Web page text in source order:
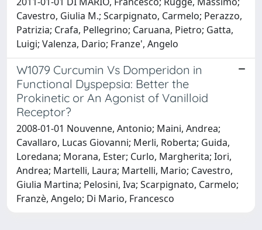
Cavestro, Giulia M.; Scarpignato, Carmelo; Perazzo,
Patrizia; Crafa, Pellegrino; Caruana, Pietro; Gatta,
Luigi; Valenza, Dario; Franze', Angelo
W1079 Curcumin Vs Domperidon in
Functional Dyspepsia: Better the
Prokinetic or An Agonist of Vanilloid
Receptor?
2008-01-01 Nouvenne, Antonio; Maini, Andrea;
Cavallaro, Lucas Giovanni; Merli, Roberta; Guida,
Loredana; Morana, Ester; Curlo, Margherita; Iori,
Andrea; Martelli, Laura; Martelli, Mario; Cavestro,
Giulia Martina; Pelosini, Iva; Scarpignato, Carmelo;
Franzè, Angelo; Di Mario, Francesco